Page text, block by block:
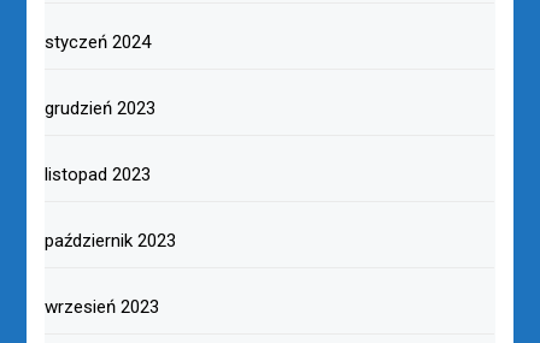
styczeń 2024
grudzień 2023
listopad 2023
październik 2023
wrzesień 2023